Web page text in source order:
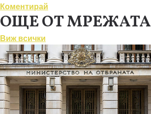
Коментирай
ОЩЕ ОТ МРЕЖАТА
Виж всички